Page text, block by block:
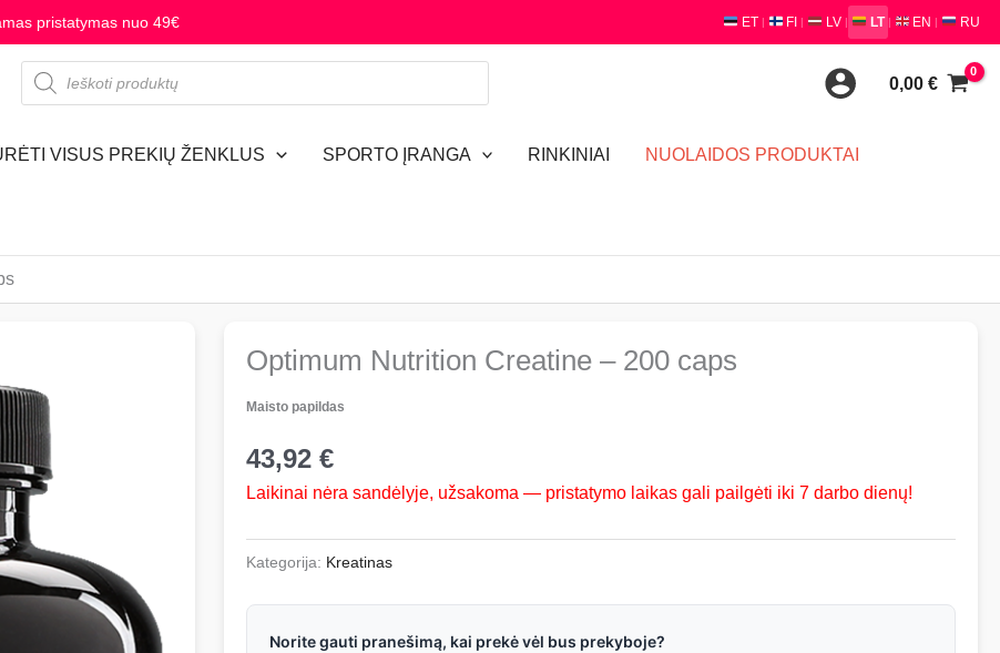
pristatymas nuo 49€ ET | FI | LV | LT | EN | RU
Produktų
paieška
0,00 €
VISUS PREKIŲ ŽENKLUS SPORTO ĮRANGA RINKINIAI NUOLAIDOS PRODUKTAI
Optimum Nutrition Creatine – 200 caps
Maisto papildas
43,92€
Laikinai nėra sandėlyje, užsakoma — pristatymo laikas gali pailgėti iki 7 darbo dienų!
Kategorija: Kreatinas
Norite gauti pranešimą, kai prekė vėl bus prekyboje?